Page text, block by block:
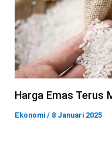
Harga Emas Terus
Ekonomi / 8 Januari 2025